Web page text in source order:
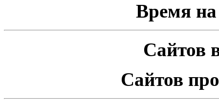
Время на
Сайтов
Сайтов